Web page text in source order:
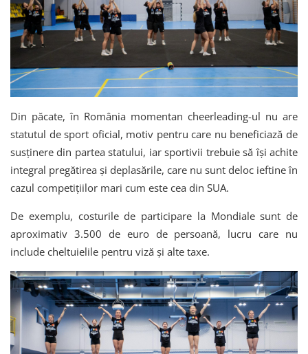
Din păcate, în România momentan cheerleading-ul nu are
statutul de sport oficial, motiv pentru care nu beneficiază de
susținere din partea statului, iar sportivii trebuie să își achite
integral pregătirea și deplasările, care nu sunt deloc ieftine în
cazul competițiilor mari cum este cea din SUA.
De exemplu, costurile de participare la Mondiale sunt de
aproximativ 3.500 de euro de persoană, lucru care nu
include cheltuielile pentru viză și alte taxe.